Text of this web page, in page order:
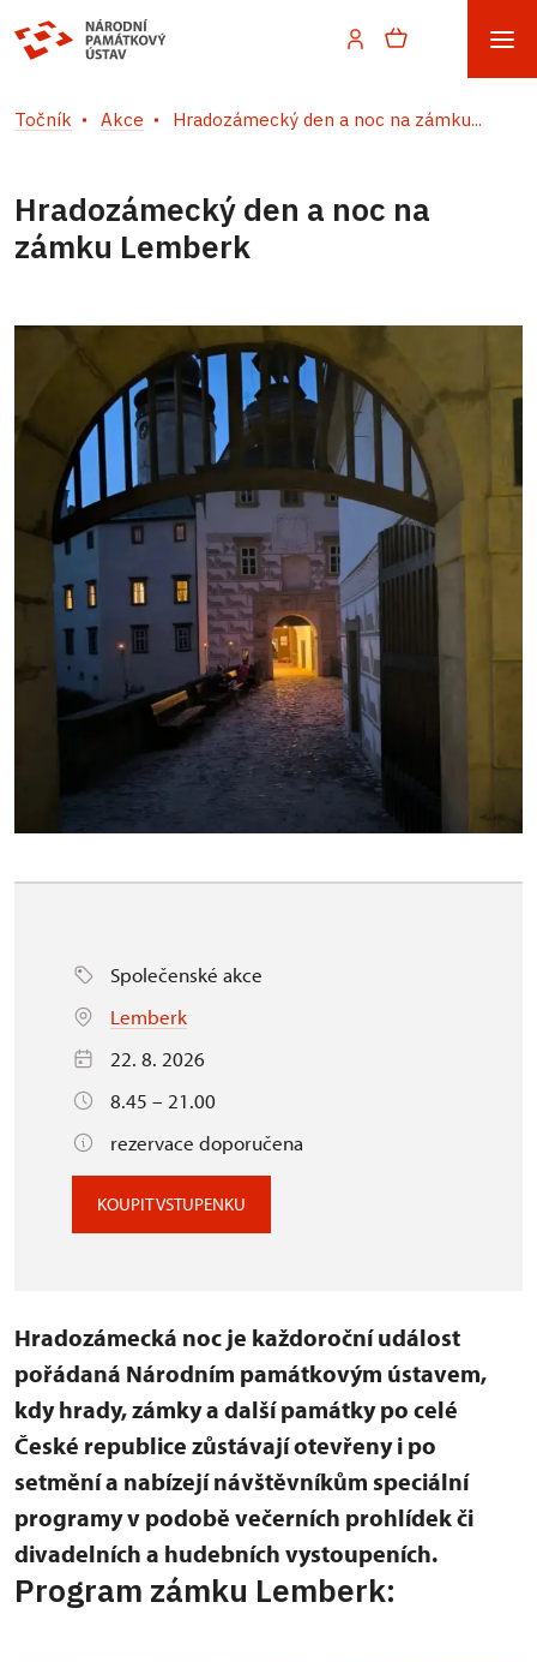
Točník Akce Hradozámecký den a noc na zámku...
Hradozámecký den a noc na
zámku Lemberk
Společenské akce
Lemberk
22. 8. 2026
8.45 – 21.00
rezervace doporučena
KOUPIT VSTUPENKU
Hradozámecká noc je každoroční událost
pořádaná Národním památkovým ústavem,
kdy hrady, zámky a další památky po celé
České republice zůstávají otevřeny i po
setmění a nabízejí návštěvníkům speciální
programy v podobě večerních prohlídek či
divadelních a hudebních vystoupeních.
Program zámku Lemberk: